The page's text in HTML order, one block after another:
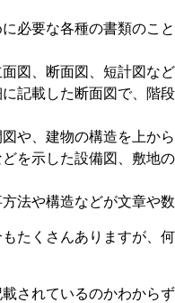
必要な各種の書類のこ
図、断面図、短計図など
記載した断面図で、階
や、建物の構造を上か
を示した設備図、敷地
法や構造などが文章や数
たくさんありますが、
されているのかわから